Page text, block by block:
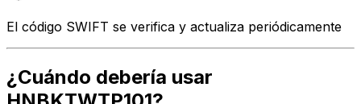
El código SWIFT se verifica y actualiza periódicamente
¿Cuándo debería usar